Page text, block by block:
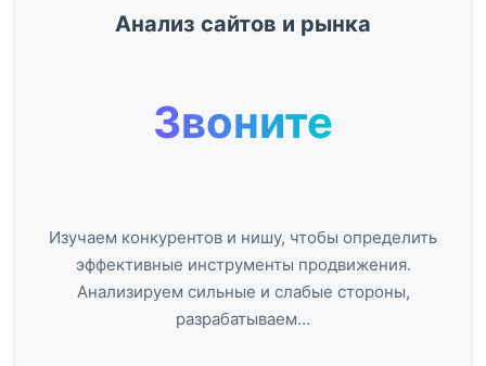
Анализ сайтов и рынка
Звоните
Изучаем конкурентов и нишу, чтобы определить
эффективные инструменты продвижения.
Анализируем сильные и слабые стороны,
разрабатываем…